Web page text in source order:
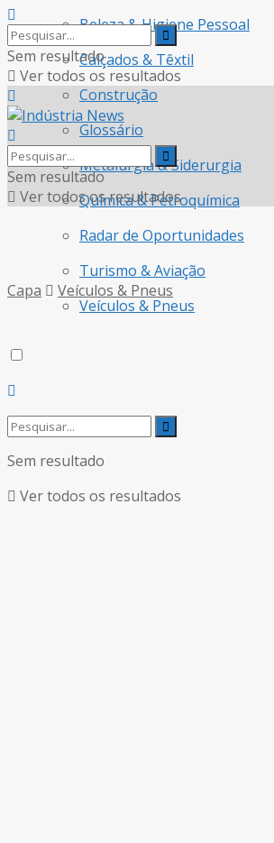
Beleza & Higiene Pessoal
Calçados & Têxtil
Construção
Glossário
Metalurgia & Siderurgia
Química & Petroquímica
Radar de Oportunidades
Turismo & Aviação
Veículos & Pneus
Sem resultado
Ver todos os resultados
Sem resultado
Ver todos os resultados
Sem resultado
Ver todos os resultados
Capa Veículos & Pneus